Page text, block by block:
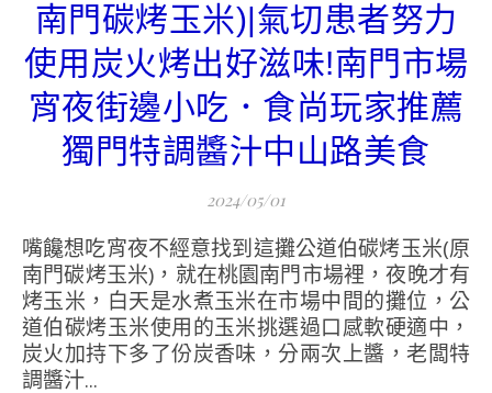
南門碳烤玉米)|氣切患者努力
使用炭火烤出好滋味!南門市場
宵夜街邊小吃．食尚玩家推薦
獨門特調醬汁中山路美食
2024/05/01
嘴饞想吃宵夜不經意找到這攤公道伯碳烤玉米(原
南門碳烤玉米)，就在桃園南門市場裡，夜晚才有
烤玉米，白天是水煮玉米在市場中間的攤位，公
道伯碳烤玉米使用的玉米挑選過口感軟硬適中，
炭火加持下多了份炭香味，分兩次上醬，老闆特
調醬汁...